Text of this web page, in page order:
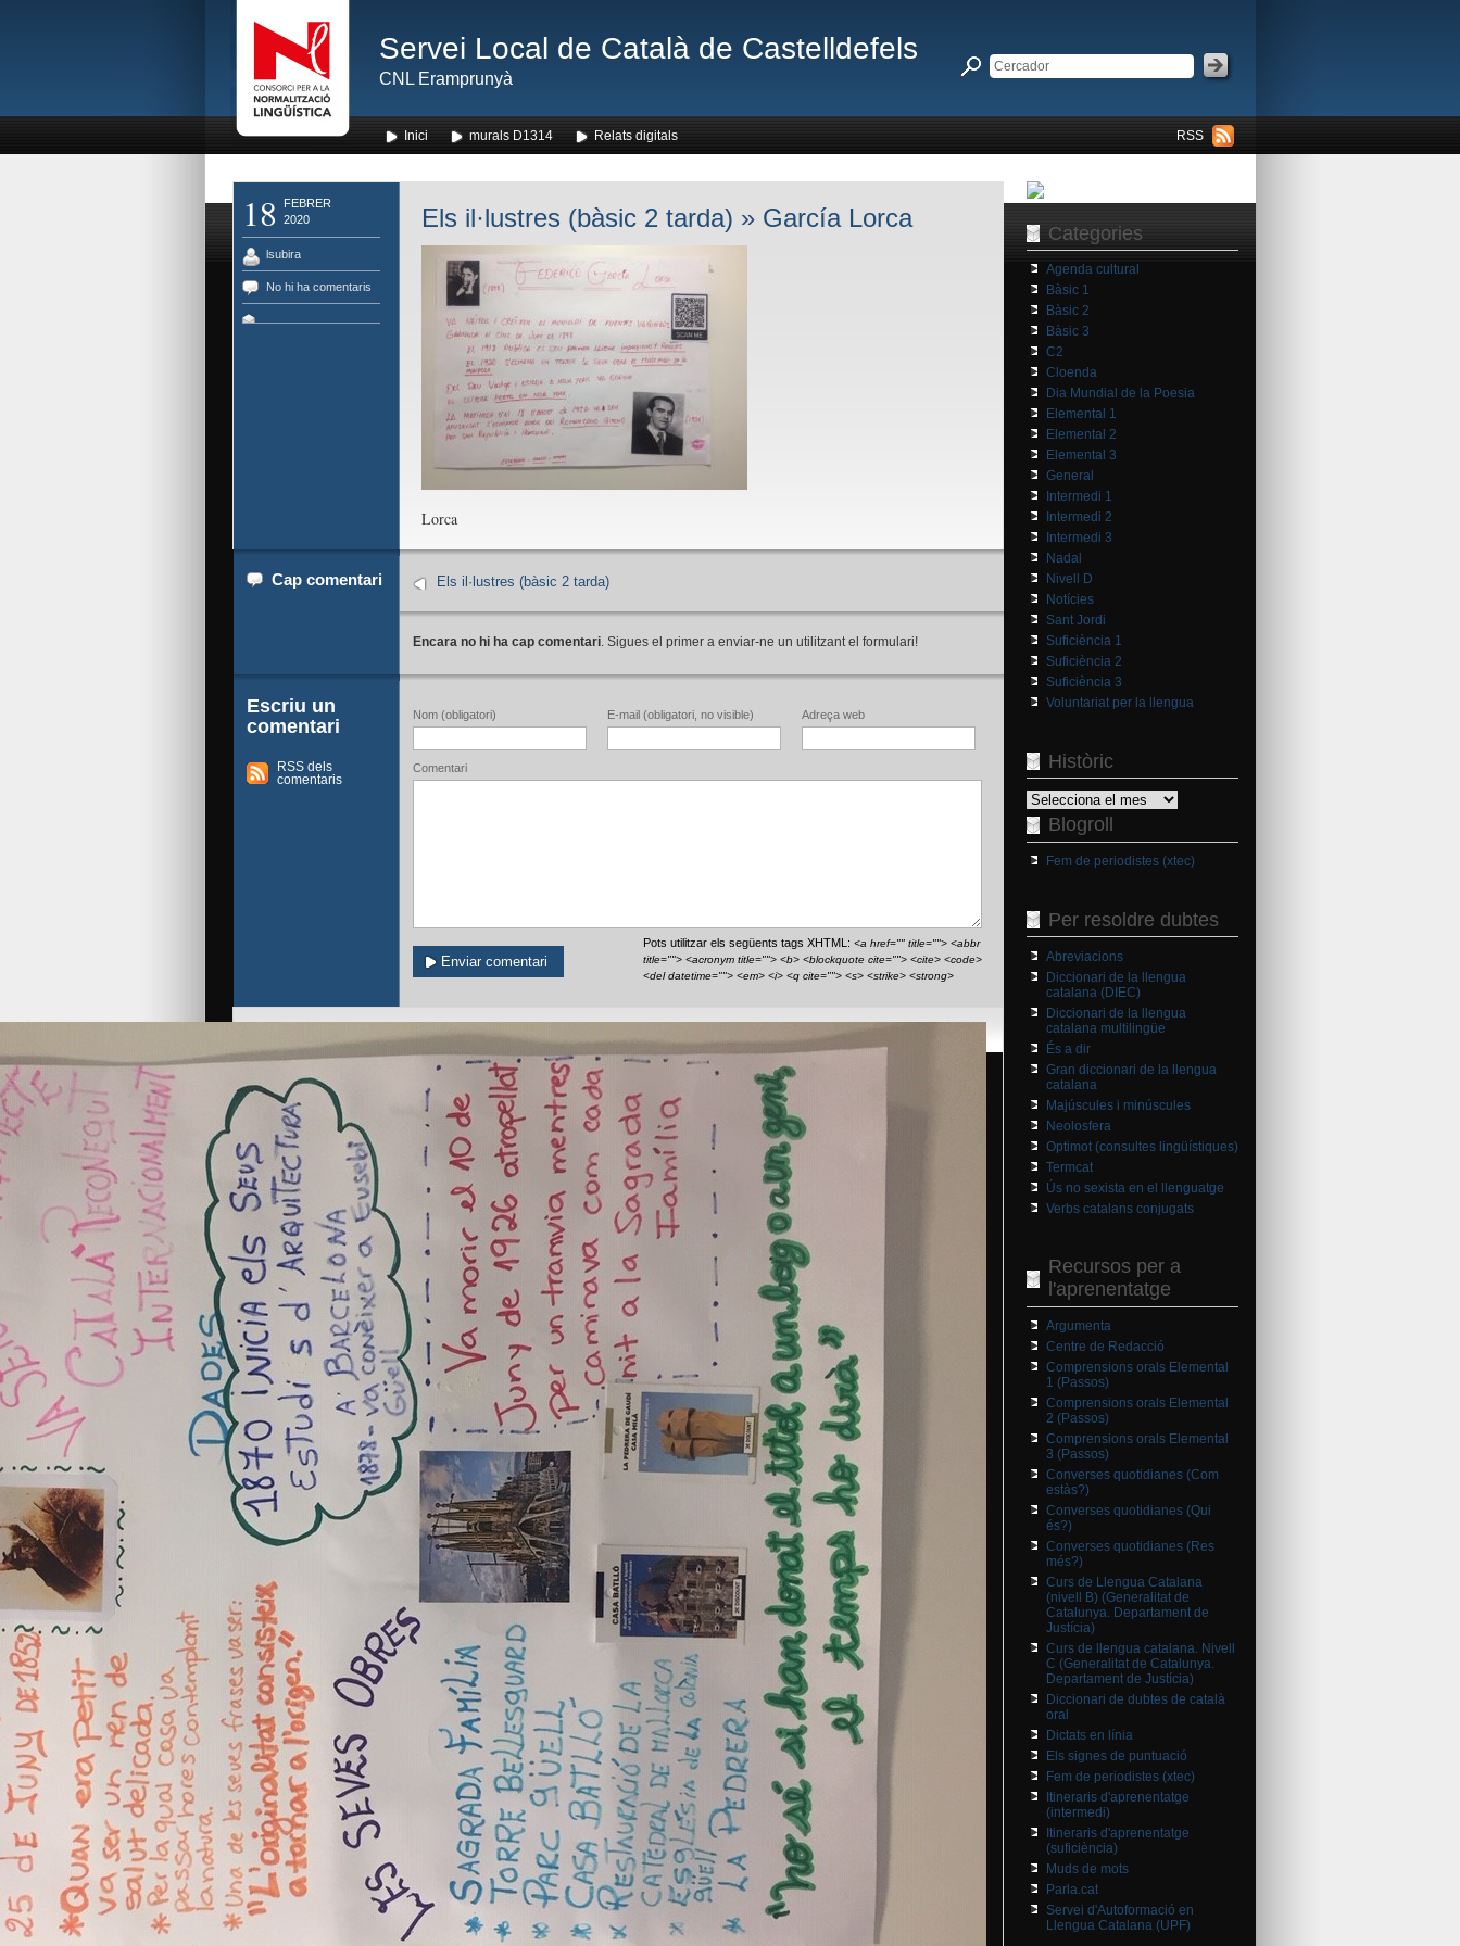
Servei Local de Català de Castelldefels
CNL Eramprunyà
RSS
Inici murals D1314 Relats digitals
18
FEBRER
2020
lsubira
No hi ha comentaris
Els il·lustres (bàsic 2 tarda) » García Lorca
Lorca
Cap comentari Els il·lustres (bàsic 2 tarda)
Encara no hi ha cap comentari. Sigues el primer a enviar-ne un utilitzant el formulari!
Escriu un
comentari
RSS dels
comentaris
Nom (obligatori) E-mail (obligatori, no visible) Adreça web
Comentari
Pots utilitzar els següents tags XHTML:<a href="" title=""> <abbr
title=""> <acronym title=""> <b> <blockquote cite=""> <cite> <code>
<del datetime=""> <em> <i> <q cite=""> <s> <strike> <strong>
Categories
Agenda cultural
Bàsic 1
Bàsic 2
Bàsic 3
C2
Cloenda
Dia Mundial de la Poesia
Elemental 1
Elemental 2
Elemental 3
General
Intermedi 1
Intermedi 2
Intermedi 3
Nadal
Nivell D
Notícies
Sant Jordi
Suficiència 1
Suficiència 2
Suficiència 3
Voluntariat per la llengua
Històric
Històric
Blogroll
Fem de periodistes (xtec)
Per resoldre dubtes
Abreviacions
Diccionari de la llengua
catalana (DIEC)
Diccionari de la llengua
catalana multilingüe
És a dir
Gran diccionari de la llengua
catalana
Majúscules i minúscules
Neolosfera
Optimot (consultes lingüístiques)
Termcat
Ús no sexista en el llenguatge
Verbs catalans conjugats
Recursos per a
l'aprenentatge
Argumenta
Centre de Redacció
Comprensions orals Elemental
1 (Passos)
Comprensions orals Elemental
2 (Passos)
Comprensions orals Elemental
3 (Passos)
Converses quotidianes (Com
estàs?)
Converses quotidianes (Qui
és?)
Converses quotidianes (Res
més?)
Curs de Llengua Catalana
(nivell B) (Generalitat de
Catalunya. Departament de
Justícia)
Curs de llengua catalana. Nivell
C (Generalitat de Catalunya.
Departament de Justícia)
Diccionari de dubtes de català
oral
Dictats en línia
Els signes de puntuació
Fem de periodistes (xtec)
Itineraris d'aprenentatge
(intermedi)
Itineraris d'aprenentatge
(suficiència)
Muds de mots
Parla.cat
Servei d'Autoformació en
Llengua Catalana (UPF)